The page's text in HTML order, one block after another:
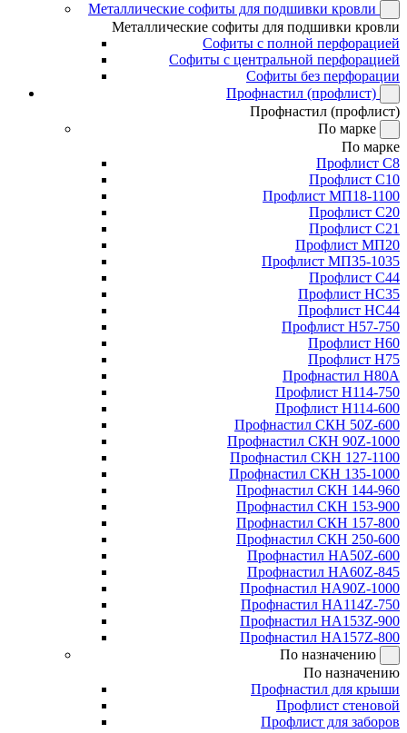
Металлические софиты для подшивки кровли
Металлические софиты для подшивки кровли
Софиты с полной перфорацией
Софиты с центральной перфорацией
Софиты без перфорации
Профнастил (профлист)
Профнастил (профлист)
По марке
По марке
Профлист С8
Профлист С10
Профлист МП18-1100
Профлист С20
Профлист С21
Профлист МП20
Профлист МП35-1035
Профлист С44
Профлист НС35
Профлист НС44
Профлист Н57-750
Профлист Н60
Профлист Н75
Профнастил Н80А
Профлист Н114-750
Профлист Н114-600
Профнастил СКН 50Z-600
Профнастил СКН 90Z-1000
Профнастил СКН 127-1100
Профнастил СКН 135-1000
Профнастил СКН 144-960
Профнастил СКН 153-900
Профнастил СКН 157-800
Профнастил СКН 250-600
Профнастил НА50Z-600
Профнастил НА60Z-845
Профнастил НА90Z-1000
Профнастил НА114Z-750
Профнастил НА153Z-900
Профнастил НА157Z-800
По назначению
По назначению
Профнастил для крыши
Профлист стеновой
Профлист для заборов